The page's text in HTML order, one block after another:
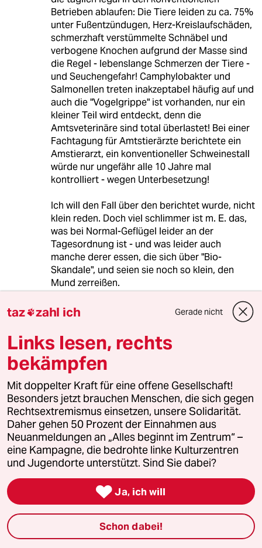
Betrieben ablaufen: Die Tiere leiden zu ca. 75%
unter Fußentzündugen, Herz-Kreislaufschäden,
schmerzhaft verstümmelte Schnäbel und
verbogene Knochen aufgrund der Masse sind
die Regel - lebenslange Schmerzen der Tiere -
und Seuchengefahr! Camphylobakter und
Salmonellen treten inakzeptabel häufig auf und
auch die "Vogelgrippe" ist vorhanden, nur ein
kleiner Teil wird entdeckt, denn die
Amtsveterinäre sind total überlastet! Bei einer
Fachtagung für Amtstierärzte berichtete ein
Amstierarzt, ein konventioneller Schweinestall
würde nur ungefähr alle 10 Jahre mal
kontrolliert - wegen Unterbesetzung!
Ich will den Fall über den berichtet wurde, nicht
klein reden. Doch viel schlimmer ist m. E. das,
was bei Normal-Geflügel leider an der
Tagesordnung ist - und was leider auch
manche derer essen, die sich über "Bio-
Skandale", und seien sie noch so klein, den
Mund zerreißen.
22.01.2009,15:45 Uhr
Wer, wie die Anhänger der Bio-Religion
unbedingt beschissen werde will, der wird es
auch.
C CandyBandit
22.01.2009,07:39 Uhr
Wer im Jahr 180.000 Puten schlachtet, fast 500
Stunden Tag) und sich selbst dann auch noch
als Öko-Bauer bezeichnet... na, ja. Da sieht man
es einmal wieder mehr. Auch Öko ist nichts
weiter als ein Massenbetrieb womit sich viel
Geld verdienen läßt. Ob es den Tieren nun
taz zahl ich Gerade nicht
Links lesen, rechts
bekämpfen
Mit doppelter Kraft für eine offene Gesellschaft!
Besonders jetzt brauchen Menschen, die sich gegen
Rechtsextremismus einsetzen, unsere Solidarität.
Daher gehen 50 Prozent der Einnahmen aus
Neuanmeldungen an „Alles beginnt im Zentrum“ –
eine Kampagne, die bedrohte linke Kulturzentren
und Jugendorte unterstützt. Sind Sie dabei?
 Ja, ich will
Schon dabei!